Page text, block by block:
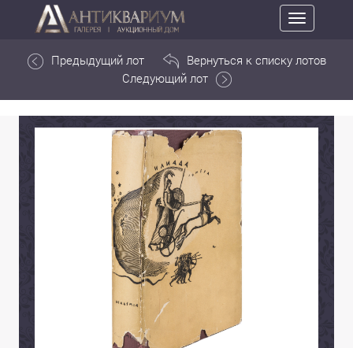
Toggle
navigation
Предыдущий лот
Вернуться к списку лотов
Следующий лот